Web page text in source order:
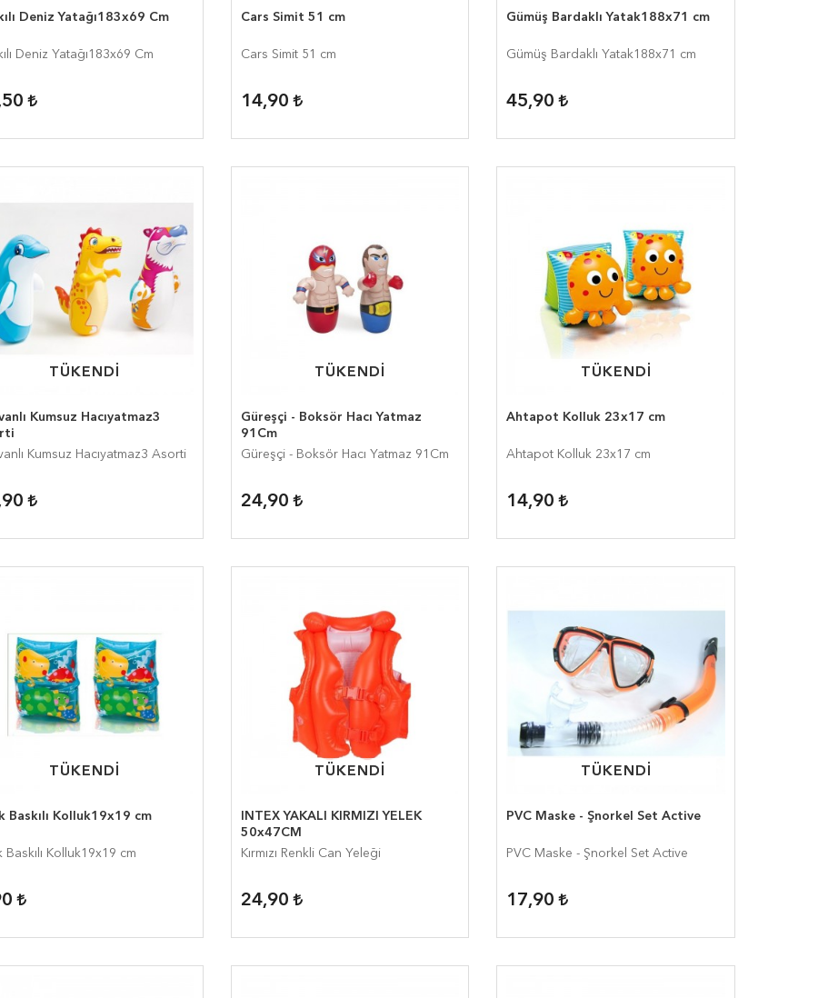
Deniz Yatağı183x69 Cm
Deniz Yatağı183x69 Cm
Cars Simit 51 cm
Cars Simit 51 cm
14,90
Gümüş Bardaklı Yatak188x71 cm
Gümüş Bardaklı Yatak188x71 cm
45,90
TÜKENDİ
TÜKENDİ
Kumsuz Hacıyatmaz3
Kumsuz Hacıyatmaz3 Asorti
TÜKENDİ
TÜKENDİ
Güreşçi - Boksör Hacı Yatmaz
91Cm
Güreşçi - Boksör Hacı Yatmaz 91Cm
24,90
TÜKENDİ
TÜKENDİ
Ahtapot Kolluk 23x17 cm
Ahtapot Kolluk 23x17 cm
14,90
TÜKENDİ
TÜKENDİ
Baskılı Kolluk19x19 cm
Baskılı Kolluk19x19 cm
TÜKENDİ
TÜKENDİ
INTEX YAKALI KIRMIZI YELEK
50x47CM
Kırmızı Renkli Can Yeleği
24,90
TÜKENDİ
TÜKENDİ
PVC Maske - Şnorkel Set Active
PVC Maske - Şnorkel Set Active
17,90